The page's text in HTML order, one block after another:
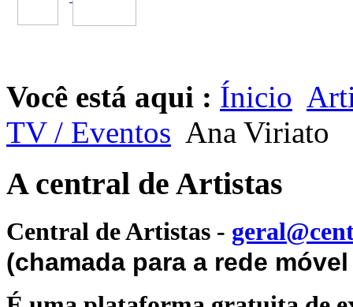
Você está aqui : Ínicio
TV / Eventos Ana Viriato
A central de Artistas
Central de Artistas -
(chamada para a rede